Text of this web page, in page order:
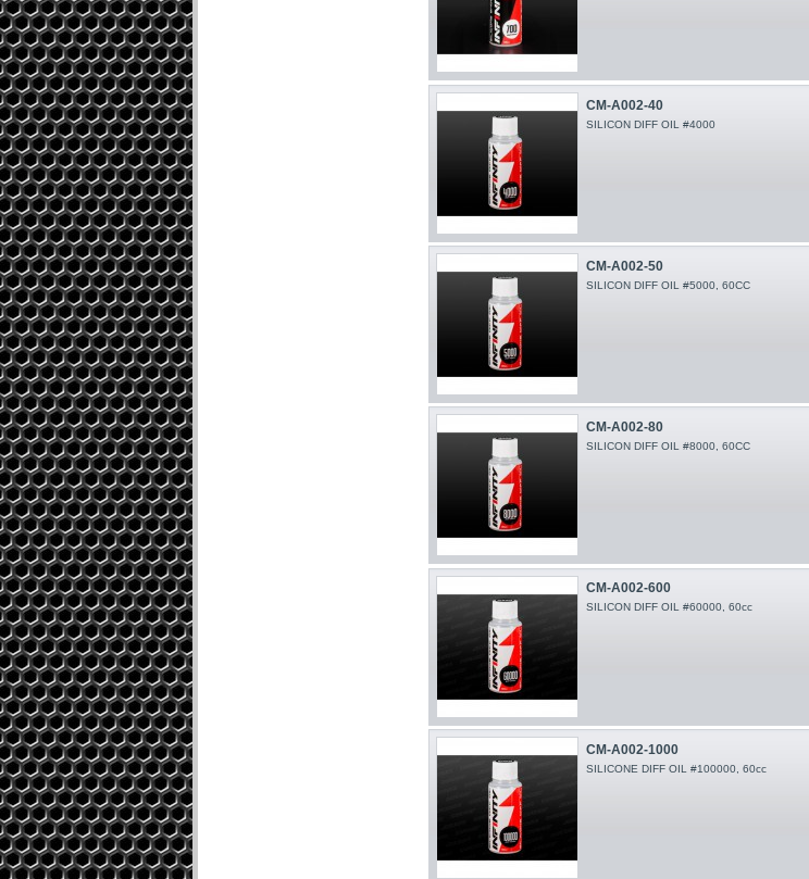
CM-A002-40
SILICON DIFF OIL #4000
CM-A002-50
SILICON DIFF OIL #5000, 60CC
CM-A002-80
SILICON DIFF OIL #8000, 60CC
CM-A002-600
SILICON DIFF OIL #60000, 60cc
CM-A002-1000
SILICONE DIFF OIL #100000, 60cc